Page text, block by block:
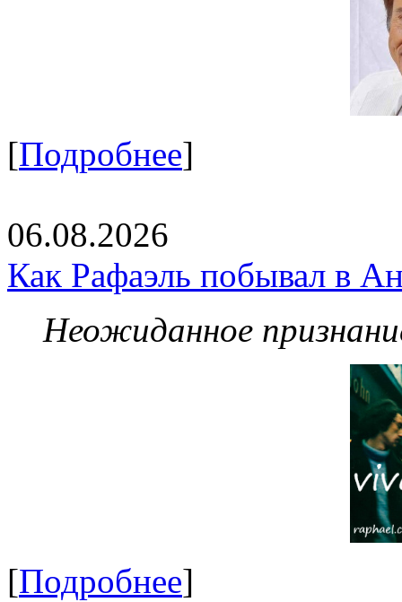
[Подробнее]
06.08.2026
Как Рафаэль побывал в
Неожиданное
[Подробнее]